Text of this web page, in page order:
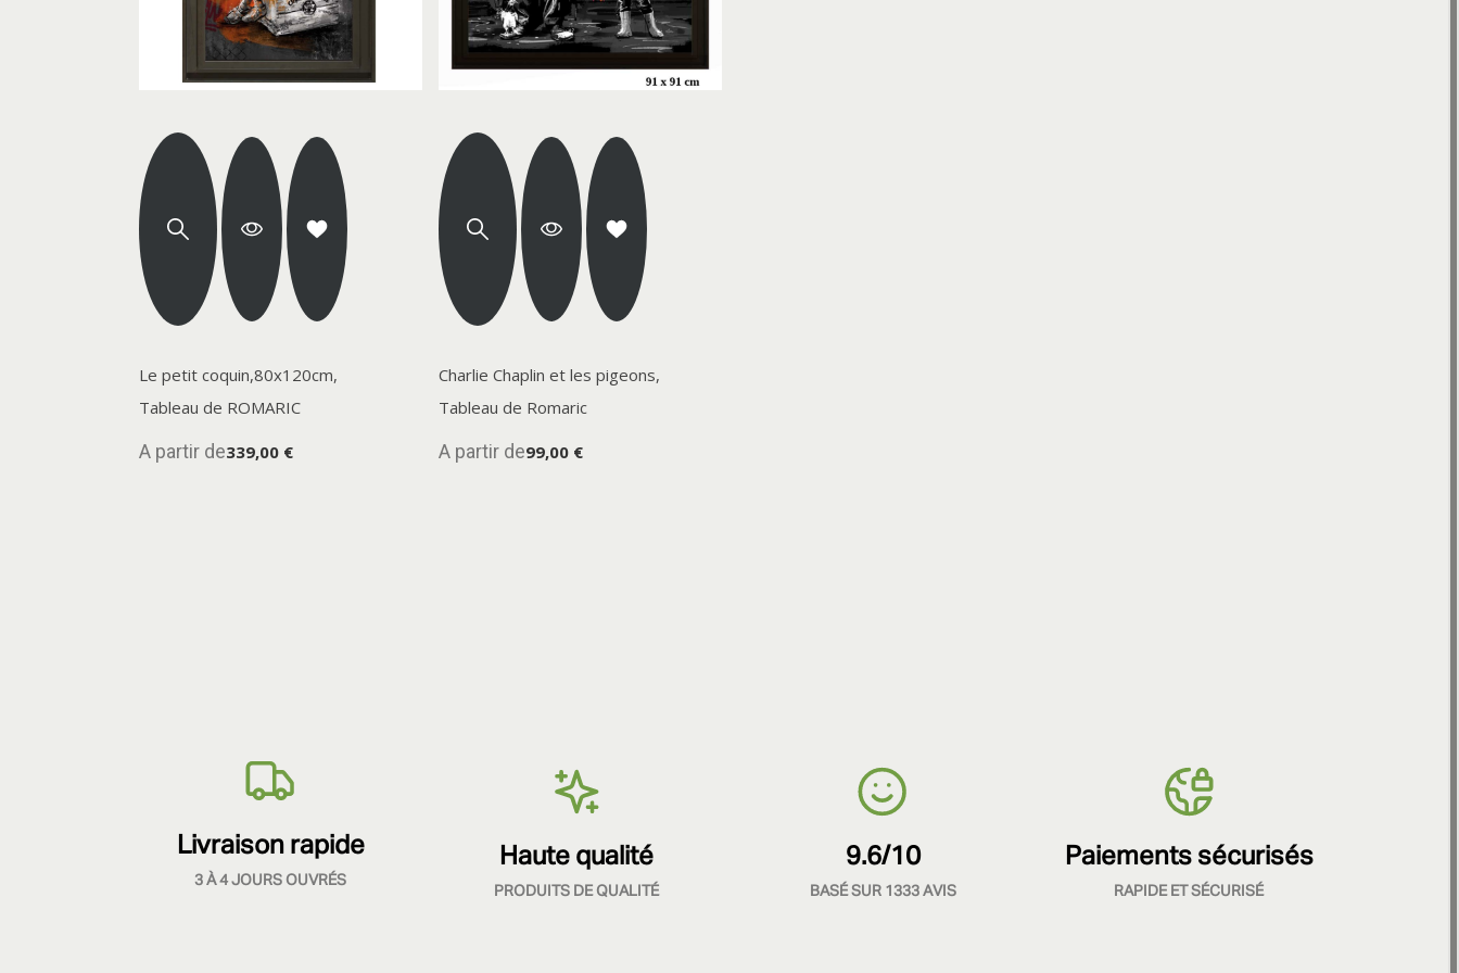
Le petit coquin,80x120cm,
Tableau de ROMARIC
A partir de339,00 €
Charlie Chaplin et les pigeons,
Tableau de Romaric
A partir de99,00 €
Livraison rapide
3 À 4 JOURS OUVRÉS
Haute qualité
PRODUITS DE QUALITÉ
9.6/10
BASÉ SUR 1333 AVIS
Paiements sécurisés
RAPIDE ET SÉCURISÉ